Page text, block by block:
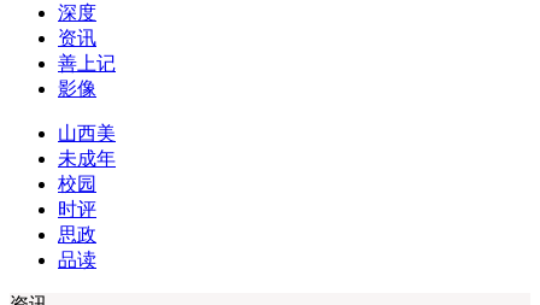
深度
资讯
善上记
影像
山西美
未成年
校园
时评
思政
品读